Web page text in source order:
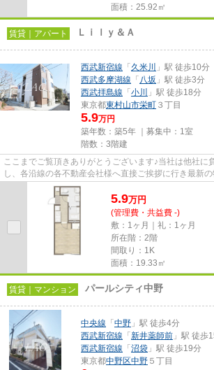
面積：25.92㎡
賃貸｜アパート Ｌｉｌｙ＆Ａ
西武新宿線 「 久米川
」駅 徒歩10分
西武多摩湖線 「 八坂 」駅 徒歩3分
西武拝島線 「 小川
」駅 徒歩18分
東京都東村山市栄町 ３丁目
5.9万円
築年数：築5年 ｜募集中： 1室
階数：3階建
ここまでご覧頂きありがとうございます♪当社は他社に
し、各沿線の各不動産会社様へ直接ご挨拶に行き最新
しております！最新の情報は...
5.9万円
(管理費・共益費 -)
敷：1ヶ月｜礼：1ヶ月
所在階：2階
間取り：1K
面積：19.33㎡
賃貸｜マンション パールシティ中野
中央線 「 中野 」駅 徒歩4分
西武新宿線 「 新井薬師前 」駅 徒歩
西武新宿線 「 沼袋 」駅 徒歩19分
東京都中野区中野 ５丁目